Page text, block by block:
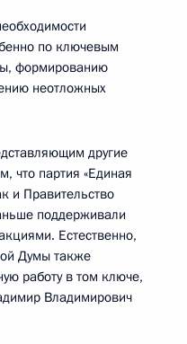
по ключевым
формированию
неотложных
другие
что партия «Единая
и Правительство
поддерживали
Естественно,
Думы также
работу в том ключе,
Владимирович